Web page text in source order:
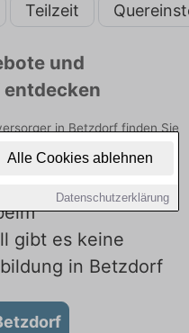
Alle Cookies ablehnen
Datenschutzerklärung
Teilzeit
und
in Betzdorf finden Sie
freie Optionen von Top-
noch heute.
gibt es keine
in Betzdorf